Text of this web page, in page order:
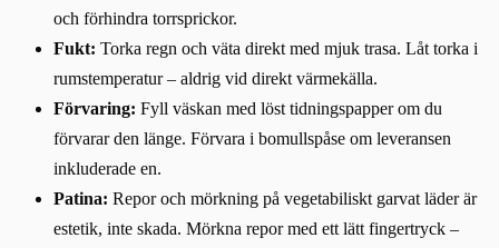
och förhindra torrsprickor.
Fukt: Torka regn och väta direkt med mjuk trasa. Låt torka i
rumstemperatur – aldrig vid direkt värmekälla.
Förvaring: Fyll väskan med löst tidningspapper om du
förvarar den länge. Förvara i bomullspåse om leveransen
inkluderade en.
Patina: Repor och mörkning på vegetabiliskt garvat läder är
estetik, inte skada. Mörkna repor med ett lätt fingertryck –